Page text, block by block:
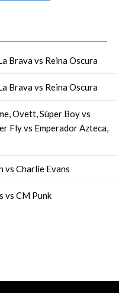
Brava vs Reina Oscura
Brava vs Reina Oscura
Ovett, Súper Boy vs
Fly vs Emperador Azteca,
Charlie Evans
vs CM Punk